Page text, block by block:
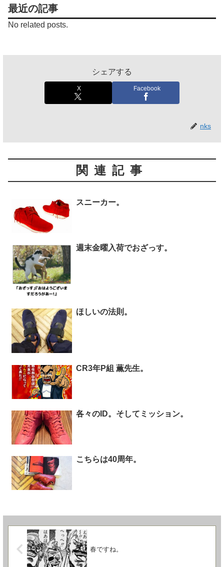
最近の記事
No related posts.
シェアする
X Facebook
nks
関連記事
スニーカー。
週末金曜入荷でおざっす。
ほしいの法則。
CR3年P組 薫先生。
各々のID。そしてミッション。
こちらは40周年。
春ですね。